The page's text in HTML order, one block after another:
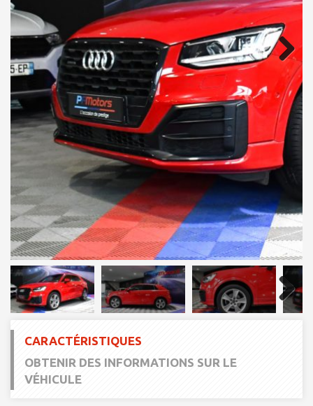
Next
Next
CARACTÉRISTIQUES
OBTENIR DES INFORMATIONS SUR LE
VÉHICULE